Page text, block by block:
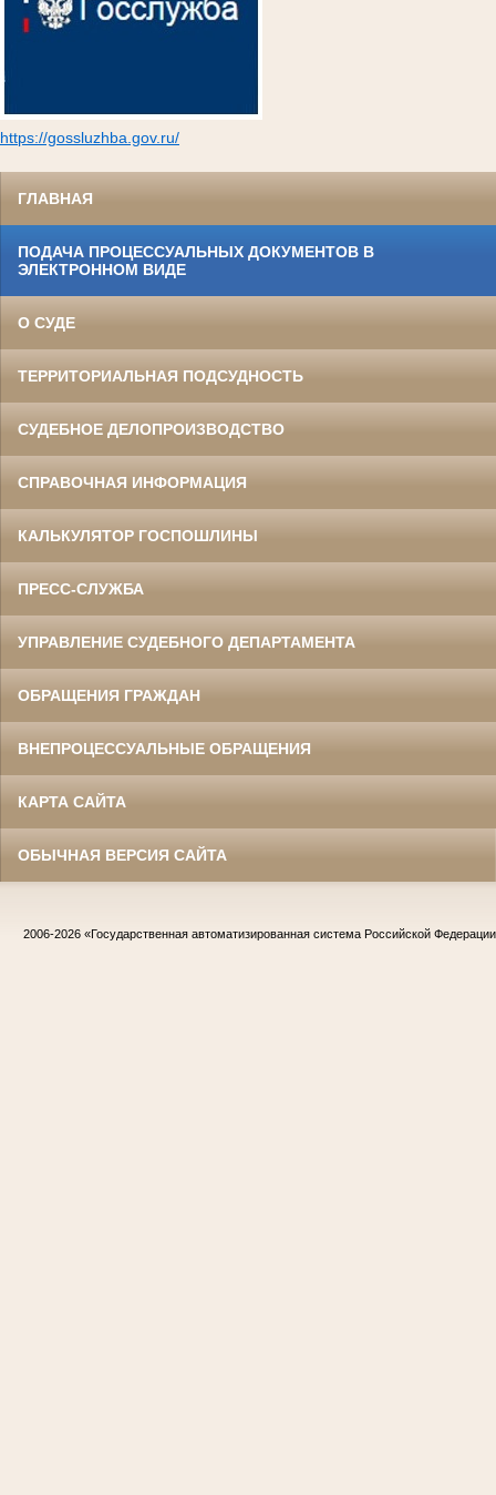
https://gossluzhba.gov.ru/
ГЛАВНАЯ
ПОДАЧА ПРОЦЕССУАЛЬНЫХ ДОКУМЕНТОВ В
ЭЛЕКТРОННОМ ВИДЕ
О СУДЕ
ТЕРРИТОРИАЛЬНАЯ ПОДСУДНОСТЬ
СУДЕБНОЕ ДЕЛОПРОИЗВОДСТВО
СПРАВОЧНАЯ ИНФОРМАЦИЯ
КАЛЬКУЛЯТОР ГОСПОШЛИНЫ
ПРЕСС-СЛУЖБА
УПРАВЛЕНИЕ СУДЕБНОГО ДЕПАРТАМЕНТА
ОБРАЩЕНИЯ ГРАЖДАН
ВНЕПРОЦЕССУАЛЬНЫЕ ОБРАЩЕНИЯ
КАРТА САЙТА
ОБЫЧНАЯ ВЕРСИЯ САЙТА
2006-2026 «Государственная автоматизированная система Российской